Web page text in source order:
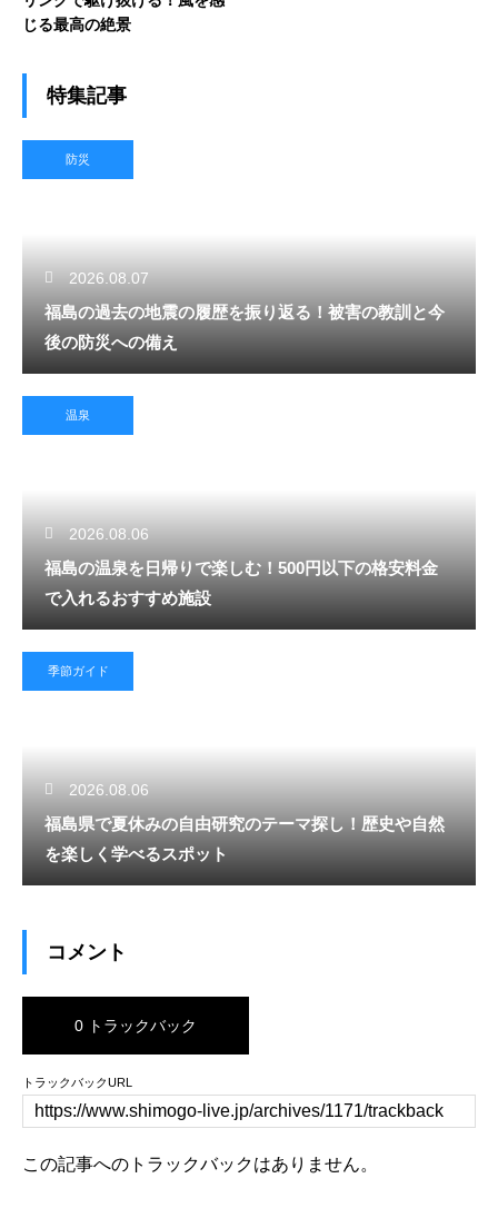
じる最高の絶景
特集記事
防災
2026.08.07
福島の過去の地震の履歴を振り返る！被害の教訓と今
後の防災への備え
温泉
2026.08.06
福島の温泉を日帰りで楽しむ！500円以下の格安料金
で入れるおすすめ施設
季節ガイド
2026.08.06
福島県で夏休みの自由研究のテーマ探し！歴史や自然
を楽しく学べるスポット
コメント
0 トラックバック
トラックバックURL
この記事へのトラックバックはありません。